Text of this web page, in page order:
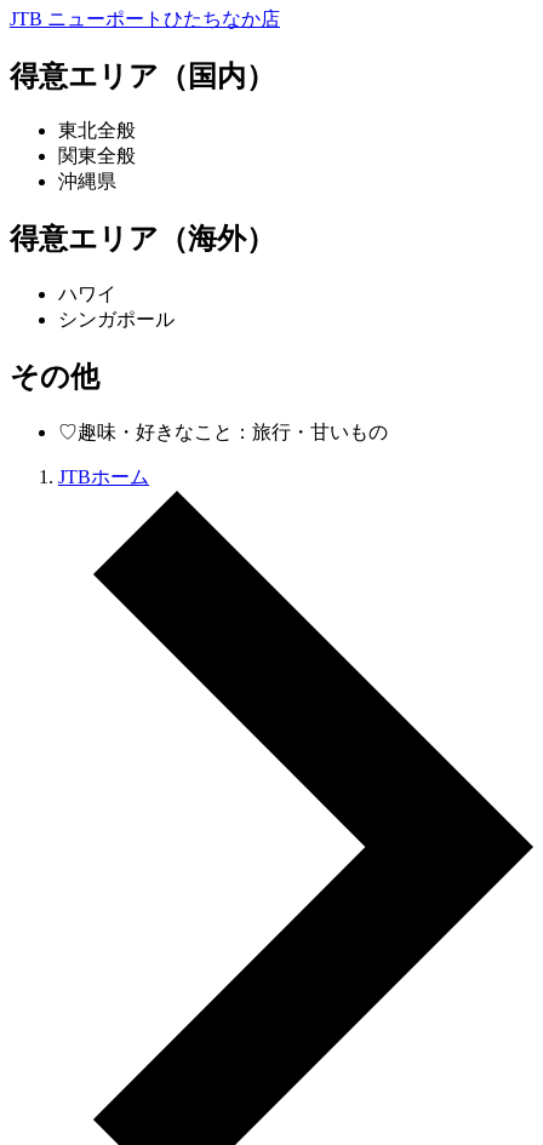
JTB ニューポートひたちなか店
得意エリア（国内）
東北全般
関東全般
沖縄県
得意エリア（海外）
ハワイ
シンガポール
その他
♡趣味・好きなこと：旅行・甘いもの
JTBホーム